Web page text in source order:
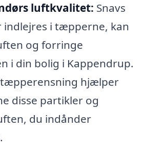
luftkvalitet: Snavs
indlejres i tæpperne, kan
og forringe
i din bolig i Kappendrup.
hjælper
disse partikler og
du indånder